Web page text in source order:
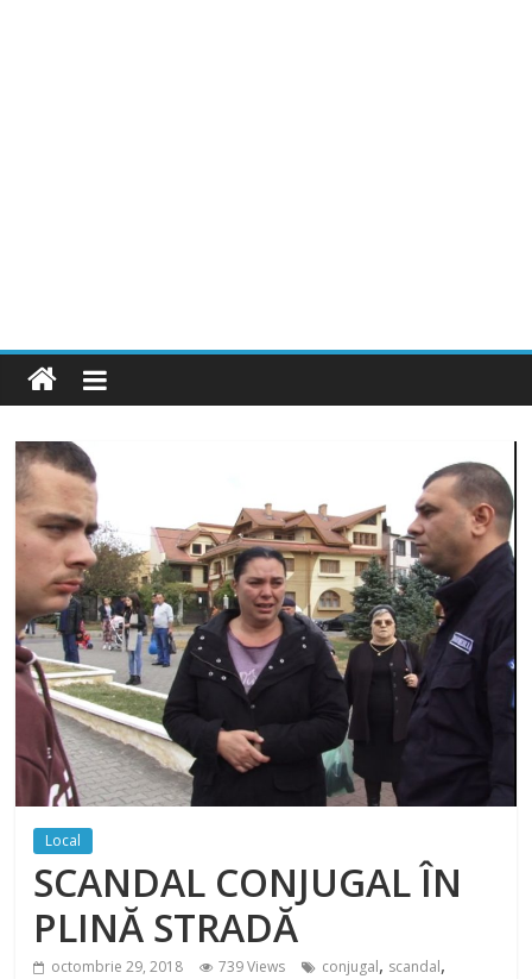
Local
SCANDAL CONJUGAL ÎN
PLINĂ STRADĂ
octombrie 29, 2018 739 Views conjugal, scandal,